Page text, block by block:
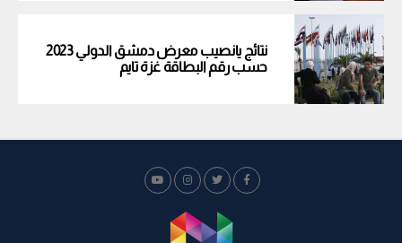
نتائج يانصيب معرض دمشق الدولي 2023
حسب رقم البطاقة غزة تايم